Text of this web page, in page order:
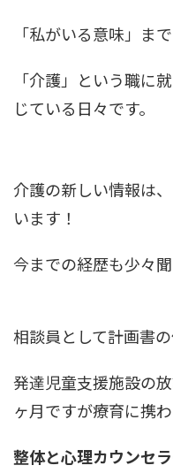
「私がいる意味」まで
「介護」という職に
じている日々です。
介護の新しい情報は
います！
今までの経歴も少々聞
相談員として計画書
発達児童支援施設の
ヶ月ですが療育に携わ
整体と心理カウンセ